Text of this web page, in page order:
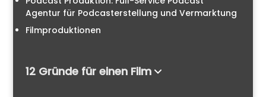
Agentur für Podcasterstellung und Vermarktung
Filmproduktionen
12 Gründe für einen Film